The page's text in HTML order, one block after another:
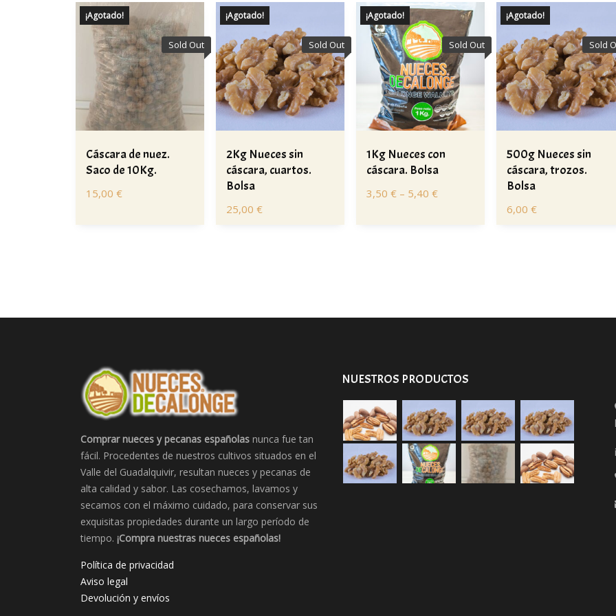
Sold Out
¡Agotado!
Cáscara de nuez.
Saco de 10Kg.
15,00€
Sold Out
¡Agotado!
2Kg Nueces sin
cáscara, cuartos.
Bolsa
25,00€
Sold Out
¡Agotado!
1Kg Nueces con
cáscara. Bolsa
3,50€ – 5,40€
Sold
¡Agotado!
500g Nueces sin
cáscara, trozos.
Bolsa
6,00 €
Comprar nueces y pecanas españolas nunca fue tan
fácil. Procedentes de nuestros cultivos situados en el
Valle del Guadalquivir, resultan nueces y pecanas de
alta calidad y sabor. Las cosechamos, lavamos y
secamos con el máximo cuidado, para conservar sus
exquisitas propiedades durante un largo período de
tiempo. ¡Compra nuestras nueces españolas!
Política de privacidad
Aviso legal
Devolución y envíos
NUESTROS PRODUCTOS